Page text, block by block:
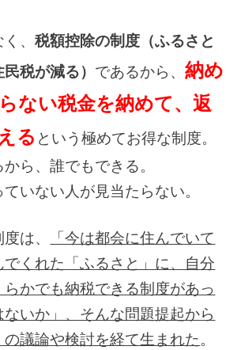
く、税額控除の制度（ふるさと
税が減る） であるから、納め
ない税金を納めて、返
る という極めてお得な制度。
ら、誰でもできる。
いない人が見当たらない。
は、
「今は都会に住んでいて
でくれた「ふるさと」に、自分
かでも納税できる制度があっ
いか」、そんな問題提起から
議論や検討を経て生まれた。